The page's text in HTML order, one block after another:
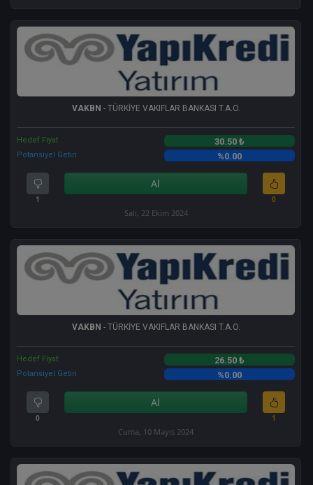
VAKBN - TÜRKİYE VAKIFLAR BANKASI T.A.O.
Hedef Fiyat 30.50 ₺
Potansiyel Getiri %0.00
1
Al
0
Salı, 22 Ekim 2024
VAKBN - TÜRKİYE VAKIFLAR BANKASI T.A.O.
Hedef Fiyat 26.50 ₺
Potansiyel Getiri %0.00
0
Al
1
Cuma, 10 Mayıs 2024